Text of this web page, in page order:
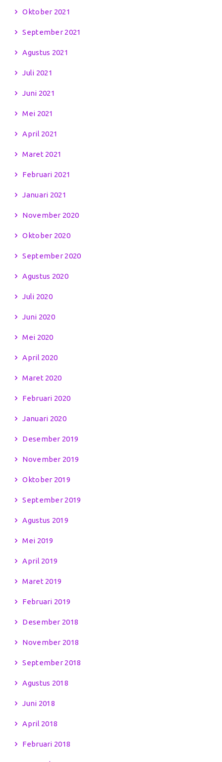
Oktober 2021
September 2021
Agustus 2021
Juli 2021
Juni 2021
Mei 2021
April 2021
Maret 2021
Februari 2021
Januari 2021
November 2020
Oktober 2020
September 2020
Agustus 2020
Juli 2020
Juni 2020
Mei 2020
April 2020
Maret 2020
Februari 2020
Januari 2020
Desember 2019
November 2019
Oktober 2019
September 2019
Agustus 2019
Mei 2019
April 2019
Maret 2019
Februari 2019
Desember 2018
November 2018
September 2018
Agustus 2018
Juni 2018
April 2018
Februari 2018